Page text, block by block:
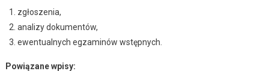
zgłoszenia,
analizy dokumentów,
ewentualnych egzaminów wstępnych.
Powiązane wpisy: